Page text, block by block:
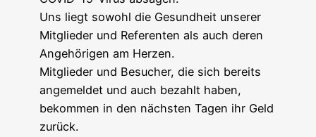
Uns liegt sowohl die Gesund­heit unse­rer
Mit­glie­der und Refe­ren­ten als auch deren
Ange­hö­ri­gen am Herzen.
Mit­glie­der und Besu­cher, die sich bereits
ange­mel­det und auch bezahlt haben,
bekom­men in den nächs­ten Tagen ihr Geld
zurück.